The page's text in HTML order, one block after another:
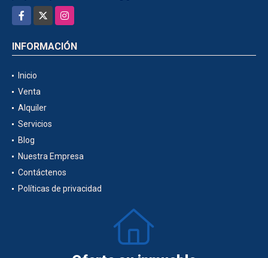
Facebook
Instagram
INFORMACIÓN
Inicio
Venta
Alquiler
Servicios
Blog
Nuestra Empresa
Contáctenos
Políticas de privacidad